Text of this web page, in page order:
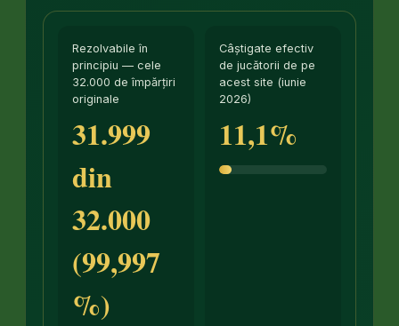
Rezolvabile în
principiu — cele
32.000 de împărțiri
originale
31.999
din
32.000
(99,997
%)
Câștigate efectiv
de jucătorii de pe
acest site (iunie
2026)
11,1%